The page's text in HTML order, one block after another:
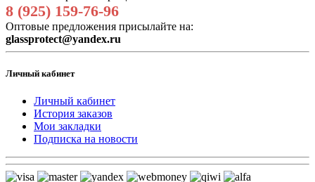
8 (925) 159-76-96
Оптовые предложения присылайте на:
glassprotect@yandex.ru
Личный кабинет
Личный кабинет
История заказов
Мои закладки
Подписка на новости